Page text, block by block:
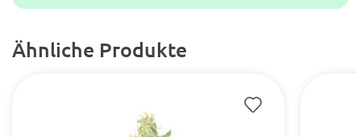
Ähnliche Produkte